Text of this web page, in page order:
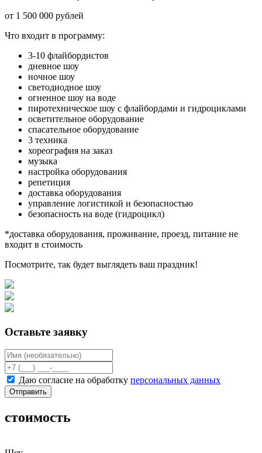
от 1 500 000 рублей
Что входит в программу:
3-10 флайбордистов
дневное шоу
ночное шоу
светодиодное шоу
огненное шоу на воде
пиротехническое шоу с флайбордами и гидроциклами
осветительное оборудование
спасательное оборудование
3 техника
хореография на заказ
музыка
настройка оборудования
репетиция
доставка оборудования
управление логистикой и безопасностью
безопасность на воде (гидроцикл)
*доставка оборудования, проживание, проезд, питание не
входит в стоимость
Посмотрите, так будет выглядеть ваш праздник!
Оставьте заявку
Даю согласие на обработку персональных данных
Отправить
стоимость